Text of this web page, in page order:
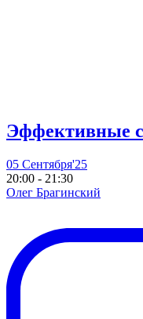
Эффективные
05 Сентября'25
20:00 - 21:30
Олег Брагинский